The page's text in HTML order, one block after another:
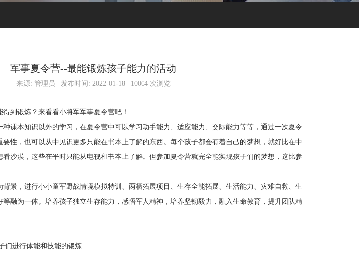
军事夏令营--最能锻炼孩子能力的活动
来源: 管理员 | 发布时间: 2022-01-18 | 10004 次浏览
锻炼？来看看小将军军事夏令营吧！
本知识以外的学习，在夏令营中可以学习动手能力、适应能力、交际能力等等，通过一次夏令
性，也可以从中见识更多只能在书本上了解的东西。每个孩子都会有着自己的梦想，就好比在中
看沙漠，这些在平时只能从电视和书本上了解。但参加夏令营就完全能实现孩子们的梦想，这比参
，进行小小童军野战情境模拟特训、两栖拓展项目、生存全能拓展、生活能力、灾难自救、生
融为一体。培养孩子独立生存能力，感悟军人精神，培养坚韧毅力，融入生命教育，提升团队精
进行体能和技能的锻炼